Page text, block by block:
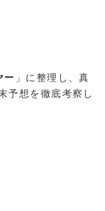
ー 」に整理し、真
予想を徹底考察し